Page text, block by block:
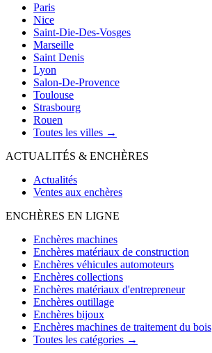
Paris
Nice
Saint-Die-Des-Vosges
Marseille
Saint Denis
Lyon
Salon-De-Provence
Toulouse
Strasbourg
Rouen
Toutes les villes →
ACTUALITÉS & ENCHÈRES
Actualités
Ventes aux enchères
ENCHÈRES EN LIGNE
Enchères machines
Enchères matériaux de construction
Enchères véhicules automoteurs
Enchères collections
Enchères matériaux d'entrepreneur
Enchères outillage
Enchères bijoux
Enchères machines de traitement du bois
Toutes les catégories →